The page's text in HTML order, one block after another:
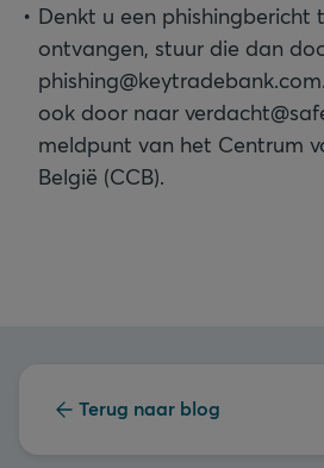
Denkt u een phishingbericht
ontvangen, stuur die dan
ook door naar
meldpunt van het Centrum
België (CCB).
Terug naar blog